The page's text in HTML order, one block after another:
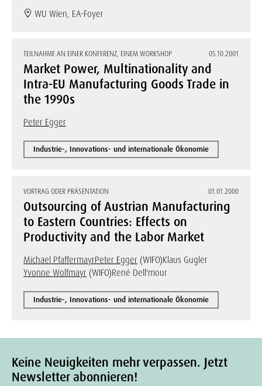
WU Wien, EA-Foyer
TEILNAHME AN EINER KONFERENZ, EINEM WORKSHOP 05.10.2001
Market Power, Multinationality and
Intra-EU Manufacturing Goods Trade in
the 1990s
Peter Egger
Industrie-, Innovations- und internationale Ökonomie
VORTRAG ODER PRÄSENTATION 01.01.2000
Outsourcing of Austrian Manufacturing
to Eastern Countries: Effects on
Productivity and the Labor Market
Michael PfaffermayrPeter Egger (WIFO)Klaus Gugler
Yvonne Wolfmayr (WIFO)René Dell'mour
Industrie-, Innovations- und internationale Ökonomie
Keine Neuigkeiten mehr verpassen. Jetzt
Newsletter abonnieren!